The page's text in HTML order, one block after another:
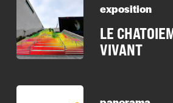
exposition
LE
VIVANT